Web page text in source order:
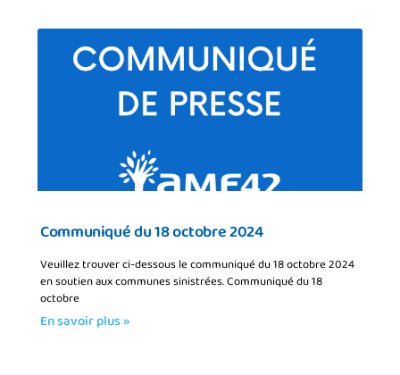
Communiqué du 18 octobre 2024
Veuillez trouver ci-dessous le communiqué du 18 octobre 2024
en soutien aux communes sinistrées. Communiqué du 18
octobre
En savoir plus »